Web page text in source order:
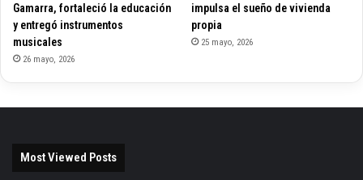
Gamarra, fortaleció la educación
y entregó instrumentos
musicales
26 mayo, 2026
impulsa el sueño de vivienda
propia
25 mayo, 2026
Most Viewed Posts